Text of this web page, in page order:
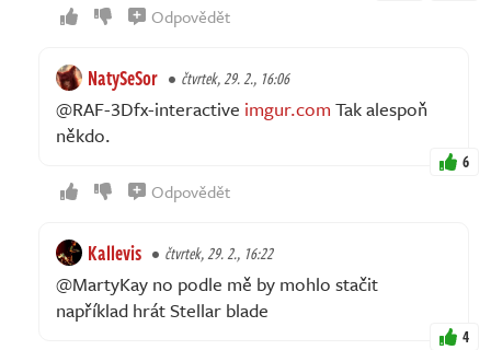
Odpovědět
NatySeSor čtvrtek, 29. 2., 16:06
@RAF-3Dfx-interactive imgur.com Tak alespoň
někdo.
6
Odpovědět
Kallevis čtvrtek, 29. 2., 16:22
@MartyKay no podle mě by mohlo stačit
například hrát Stellar blade
4